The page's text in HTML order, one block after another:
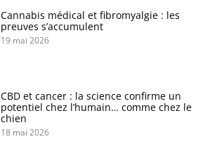
Cannabis médical et fibromyalgie : les
preuves s’accumulent
19 mai 2026
CBD et cancer : la science confirme un
potentiel chez l’humain… comme chez le
chien
18 mai 2026